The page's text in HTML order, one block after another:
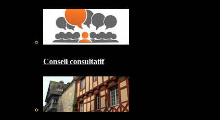
Conseil consultatif